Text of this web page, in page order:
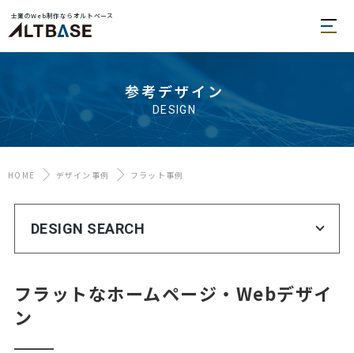
士業のWeb制作ならオルトベース
参考デザイン
DESIGN
HOME デザイン事例 フラット事例
DESIGN SEARCH
フラットなホームページ・Webデザイ
ン